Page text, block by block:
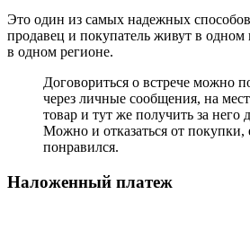
Это один из самых надежных
продавец и покупатель живут в
в одном регионе.
Договориться о встрече можно
через личные сообщения, на
товар и тут же получить за него
Можно и отказаться от покупки,
понравился.
Наложенный платеж